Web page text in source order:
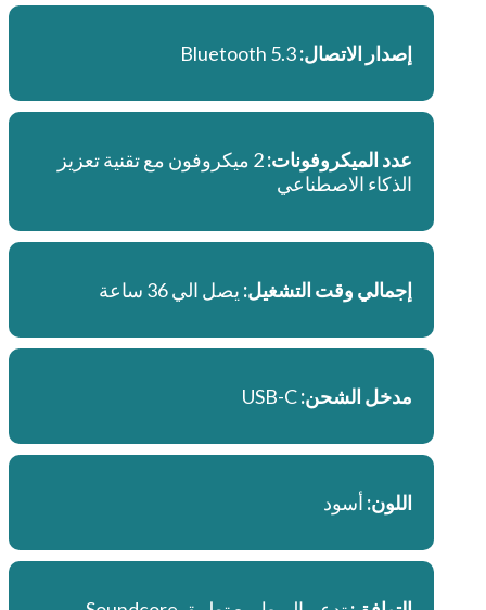
إصدار الاتصال:
عدد الميكروفونات:
2 ميكروفون مع تقنية تعزيز
الذكاء الاصطناعي
إجمالي وقت التشغيل: يصل الي 36 ساعة
مدخل الشحن:
اللون: أسود